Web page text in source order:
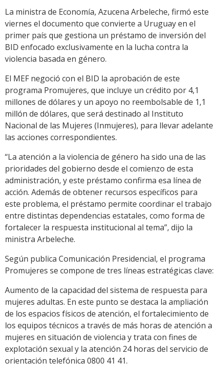
Link
La ministra de Economía, Azucena Arbeleche, firmó este
viernes el documento que convierte a Uruguay en el
primer país que gestiona un préstamo de inversión del
BID enfocado exclusivamente en la lucha contra la
violencia basada en género.
El MEF negoció con el BID la aprobación de este
programa Promujeres, que incluye un crédito por 4,1
millones de dólares y un apoyo no reembolsable de 1,1
millón de dólares, que será destinado al Instituto
Nacional de las Mujeres (Inmujeres), para llevar adelante
las acciones correspondientes.
“La atención a la violencia de género ha sido una de las
prioridades del gobierno desde el comienzo de esta
administración, y este préstamo confirma esa línea de
acción. Además de obtener recursos específicos para
este problema, el préstamo permite coordinar el trabajo
entre distintas dependencias estatales, como forma de
fortalecer la respuesta institucional al tema”, dijo la
ministra Arbeleche.
Según publica Comunicación Presidencial, el programa
Promujeres se compone de tres líneas estratégicas clave:
Aumento de la capacidad del sistema de respuesta para
mujeres adultas. En este punto se destaca la ampliación
de los espacios físicos de atención, el fortalecimiento de
los equipos técnicos a través de más horas de atención a
mujeres en situación de violencia y trata con fines de
explotación sexual y la atención 24 horas del servicio de
orientación telefónica 0800 41 41.